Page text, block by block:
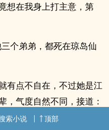
想在我身上打主意，第
个弟弟，都死在琼岛仙
有点不自在，不过她是江
，气度自然不同，接道：
索小说 顶部